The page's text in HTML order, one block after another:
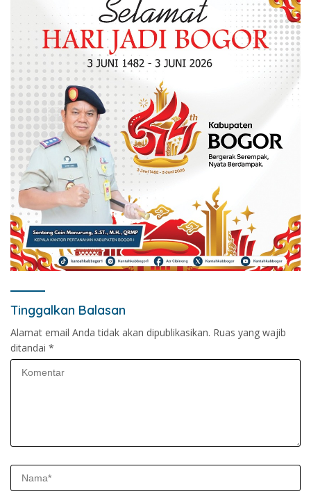
Tinggalkan Balasan
Alamat email Anda tidak akan dipublikasikan. Ruas yang wajib
ditandai *